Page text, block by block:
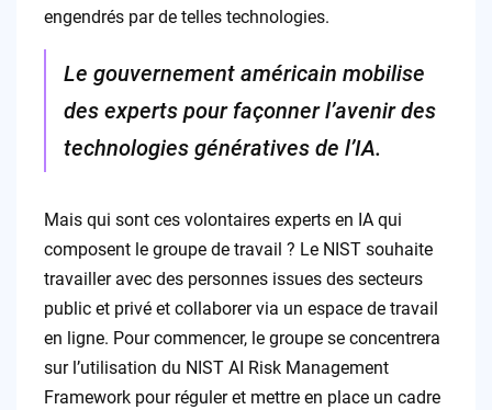
engendrés par de telles technologies.
Le gouvernement américain mobilise
des experts pour façonner l’avenir des
technologies génératives de l’IA.
Mais qui sont ces volontaires experts en IA qui
composent le groupe de travail ? Le NIST souhaite
travailler avec des personnes issues des secteurs
public et privé et collaborer via un espace de travail
en ligne. Pour commencer, le groupe se concentrera
sur l’utilisation du NIST AI Risk Management
Framework pour réguler et mettre en place un cadre